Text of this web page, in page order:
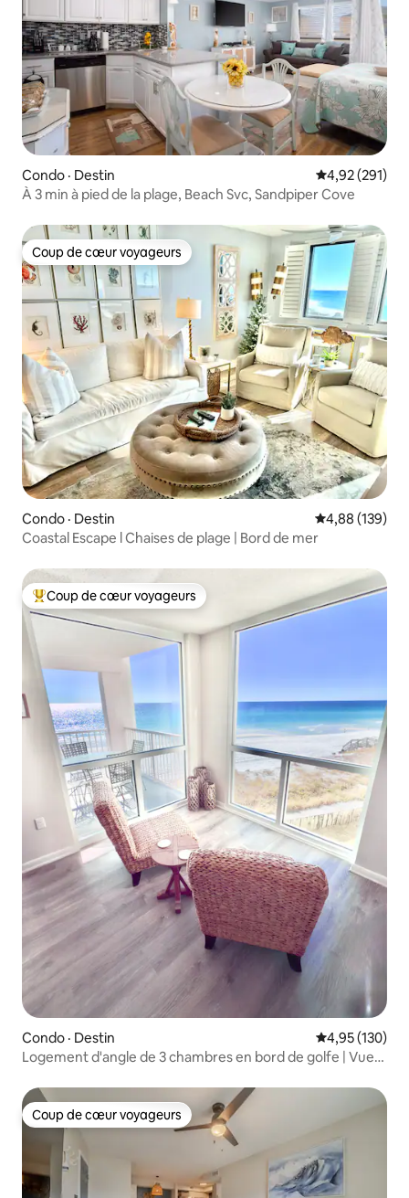
Condo · Destin Note
4,92 (291)
À 3 min à pied de la plage, Beach Svc, Sandpiper Cove
Coup de cœur voyageurs
Coup de cœur voyageurs
Condo · Destin Note
4,88 (139)
Coastal Escape l Chaises de plage | Bord de mer
Coup de cœur voyageurs parmi les plus aimés
Coup de cœur voyageurs
Condo · Destin Note
4,95 (130)
Logement d'angle de 3 chambres en bord de golfe | Vues
Coup de cœur voyageurs
Coup de cœur voyageurs